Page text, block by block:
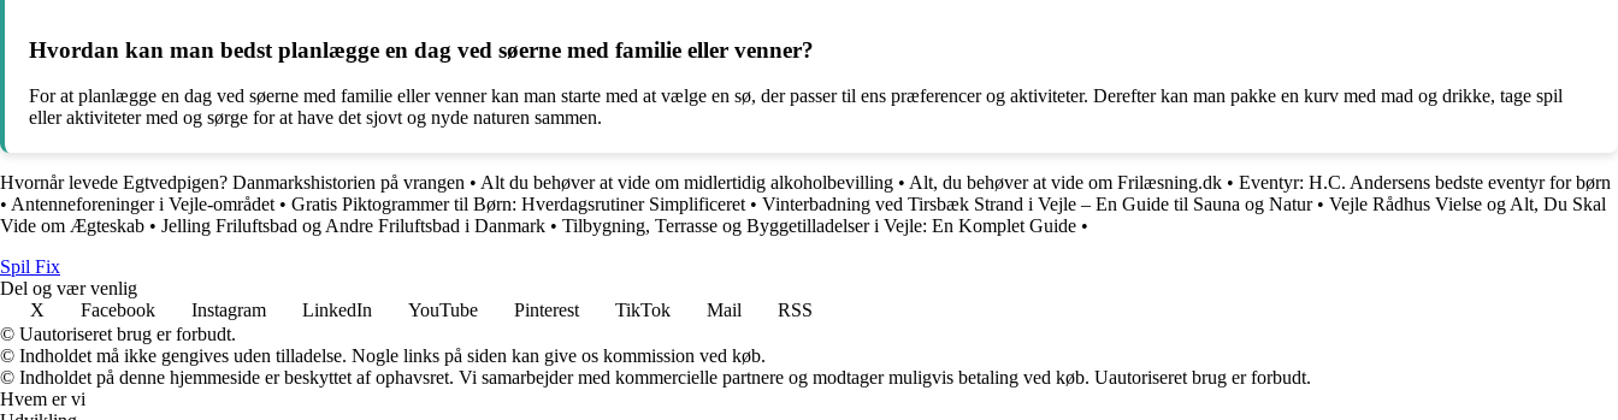
Hvordan kan man bedst planlægge en dag ved søerne med familie eller venner?
For at planlægge en dag ved søerne med familie eller venner kan man starte med at vælge en sø, der passer til ens præferencer og aktiviteter. Derefter kan man pakke en kurv med mad og drikke, tage spil
eller aktiviteter med og sørge for at have det sjovt og nyde naturen sammen.
Hvornår levede Egtvedpigen? Danmarkshistorien på vrangen • Alt du behøver at vide om midlertidig alkoholbevilling • Alt, du behøver at vide om Frilæsning.dk • Eventyr: H.C. Andersens bedste eventyr for børn
• Antenneforeninger i Vejle-området • Gratis Piktogrammer til Børn: Hverdagsrutiner Simplificeret • Vinterbadning ved Tirsbæk Strand i Vejle – En Guide til Sauna og Natur• Vejle Rådhus Vielse og Alt, Du Skal
Vide om Ægteskab • Jelling Friluftsbad og Andre Friluftsbad i Danmark • Tilbygning, Terrasse og Byggetilladelser i Vejle: En Komplet Guide •
Spil Fix
Del og vær venlig
X
Facebook Instagram LinkedIn YouTube Pinterest TikTok Mail
RSS
© Uautoriseret brug er forbudt.
© Indholdet må ikke gengives uden tilladelse. Nogle links på siden kan give os kommission ved køb.
© Indholdet på denne hjemmeside er beskyttet af ophavsret. Vi samarbejder med kommercielle partnere og modtager muligvis betaling ved køb. Uautoriseret brug er forbudt.
Hvem er vi